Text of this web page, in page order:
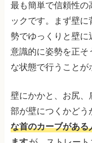
最も簡単で信頼性の
ックです。まず壁
勢でゆっくりと壁に
意識的に姿勢を正そ
な状態で行うことが
壁にかかと、お尻
部が壁につくかど
な首のカーブがあ